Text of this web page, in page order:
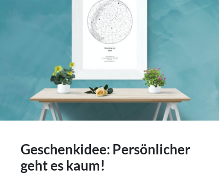
Geschenkidee: Persönlicher
geht es kaum!